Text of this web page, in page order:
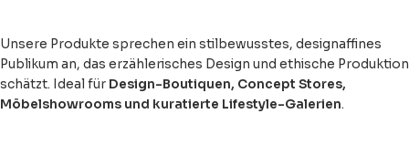
Unsere Produkte sprechen ein stilbewusstes, designaffines
Publikum an, das erzählerisches Design und ethische Produktion
schätzt. Ideal für Design-Boutiquen, Concept Stores,
Möbelshowrooms und kuratierte Lifestyle-Galerien.